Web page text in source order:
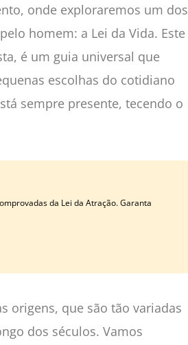
onde exploraremos um dos
homem: a Lei da Vida. Este
é um guia universal que
escolhas do cotidiano
sempre presente, tecendo o
da Lei da Atração. Garanta
origens, que são tão variadas
dos séculos. Vamos